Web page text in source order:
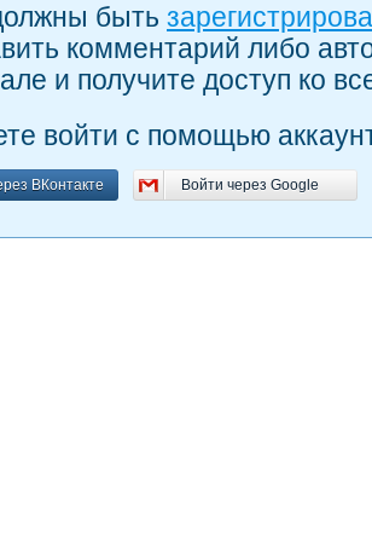
быть
комментарий либо
и получите доступ ко
войти с помощью
ВКонтакте
ВКонтакте Войти через Google
Войти через Google